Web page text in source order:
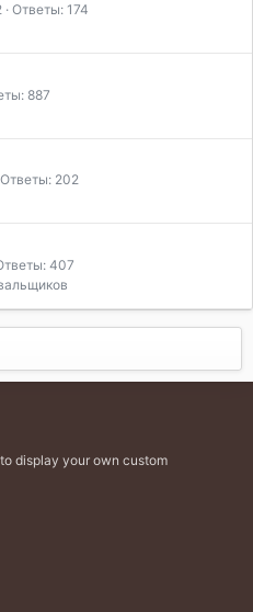
Ответы: 174
887
Ответы: 202
407
display your own custom